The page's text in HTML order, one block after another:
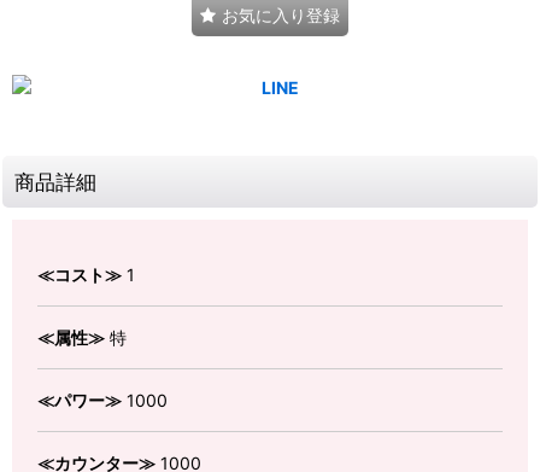
お気に入り登録
商品詳細
≪コスト≫ 1
≪属性≫ 特
≪パワー≫ 1000
≪カウンター≫ 1000